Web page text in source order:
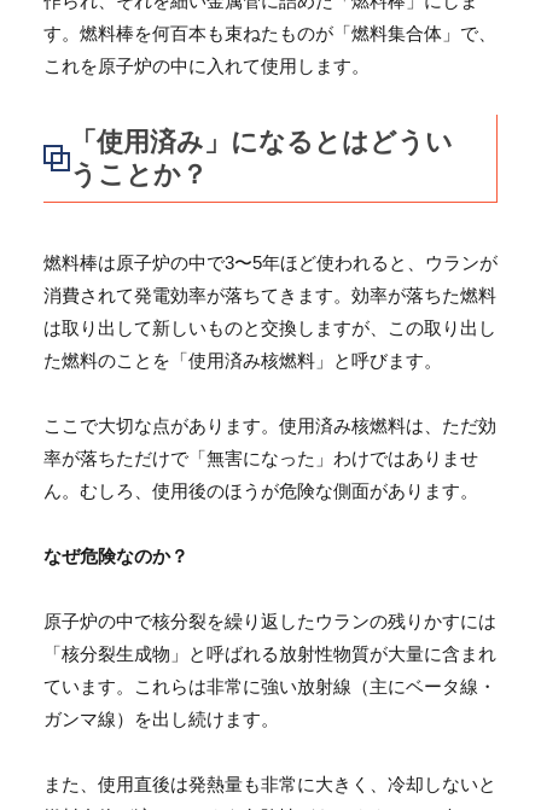
す。燃料棒を何百本も束ねたものが「燃料集合体」で、
これを原子炉の中に入れて使用します。
「使用済み」になるとはどうい
うことか？
燃料棒は原子炉の中で3〜5年ほど使われると、ウランが
消費されて発電効率が落ちてきます。効率が落ちた燃料
は取り出して新しいものと交換しますが、この取り出し
た燃料のことを「使用済み核燃料」と呼びます。
ここで大切な点があります。使用済み核燃料は、ただ効
率が落ちただけで「無害になった」わけではありませ
ん。むしろ、使用後のほうが危険な側面があります。
なぜ危険なのか？
原子炉の中で核分裂を繰り返したウランの残りかすには
「核分裂生成物」と呼ばれる放射性物質が大量に含まれ
ています。これらは非常に強い放射線（主にベータ線・
ガンマ線）を出し続けます。
また、使用直後は発熱量も非常に大きく、冷却しないと